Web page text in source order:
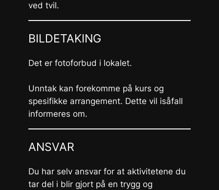
ved tvil.
BILDETAKING
Det er fotoforbud i lokalet.
Unntak kan forekomme på kurs og
spesifikke arrangement. Dette vil isåfall
informeres om.
ANSVAR
Du har selv ansvar for at aktivitetene du
tar del i blir gjort på en trygg og